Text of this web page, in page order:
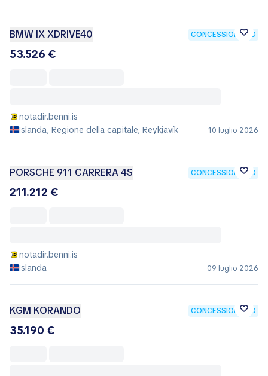
BMW IX XDRIVE40 CONCESSIONARIO
53.526 €
notadir.benni.is
Islanda, Regione della capitale, Reykjavík
10 luglio 2026
PORSCHE 911 CARRERA 4S CONCESSIONARIO
211.212 €
notadir.benni.is
Islanda
09 luglio 2026
KGM KORANDO CONCESSIONARIO
35.190 €